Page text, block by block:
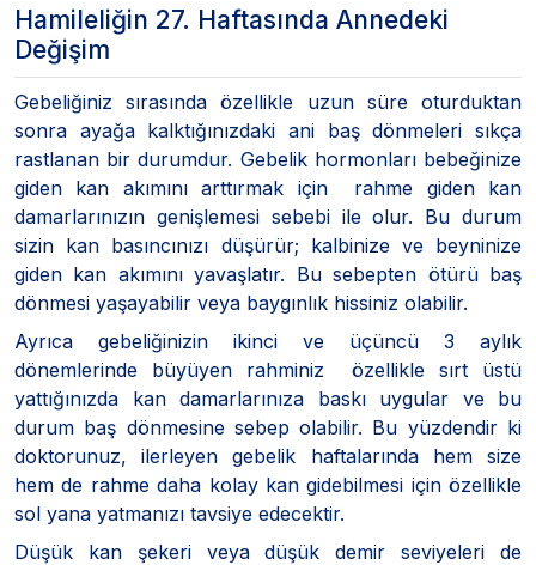
Hamileliğin 27. Haftasında Annedeki
Değişim
Gebeliğiniz sırasında özellikle uzun süre oturduktan
sonra ayağa kalktığınızdaki ani baş dönmeleri sıkça
rastlanan bir durumdur. Gebelik hormonları bebeğinize
giden kan akımını arttırmak için rahme giden kan
damarlarınızın genişlemesi sebebi ile olur. Bu durum
sizin kan basıncınızı düşürür; kalbinize ve beyninize
giden kan akımını yavaşlatır. Bu sebepten ötürü baş
dönmesi yaşayabilir veya baygınlık hissiniz olabilir.
Ayrıca gebeliğinizin ikinci ve üçüncü 3 aylık
dönemlerinde büyüyen rahminiz özellikle sırt üstü
yattığınızda kan damarlarınıza baskı uygular ve bu
durum baş dönmesine sebep olabilir. Bu yüzdendir ki
doktorunuz, ilerleyen gebelik haftalarında hem size
hem de rahme daha kolay kan gidebilmesi için özellikle
sol yana yatmanızı tavsiye edecektir.
Düşük kan şekeri veya düşük demir seviyeleri de